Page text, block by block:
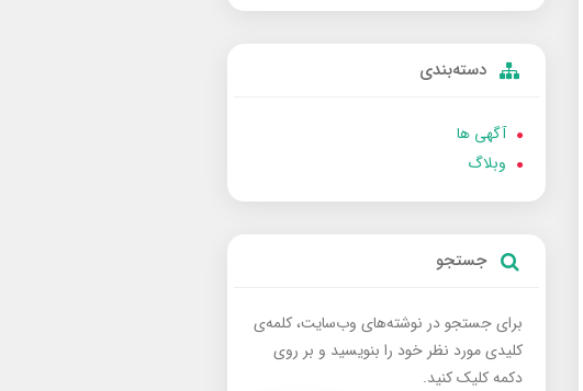
دسته‌بندی
آگهی ها
وبلاگ
جستجو
برای جستجو در نوشته‌های وب‌سایت، کلمه‌ی
کلیدی مورد نظر خود را بنویسید و بر روی
دکمه کلیک کنید.